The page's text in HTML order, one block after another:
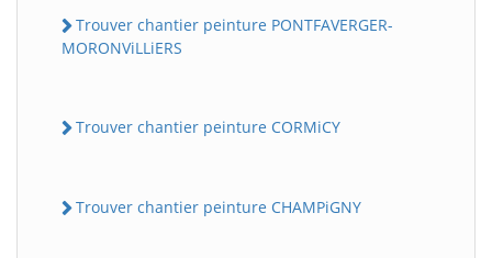
Trouver chantier peinture PONTFAVERGER-
MORONViLLiERS
Trouver chantier peinture CORMiCY
Trouver chantier peinture CHAMPiGNY